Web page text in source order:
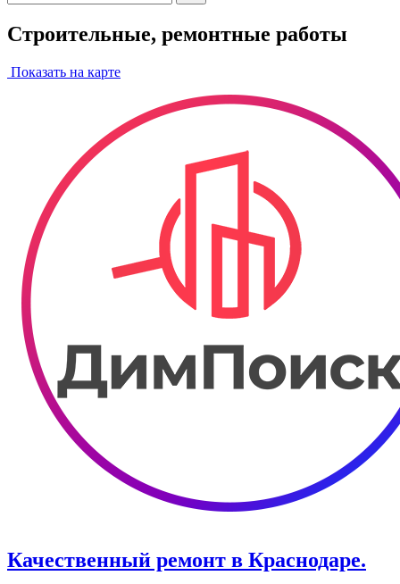
Строительные, ремонтные работы
Показать на карте
Качественный ремонт в Краснодаре.